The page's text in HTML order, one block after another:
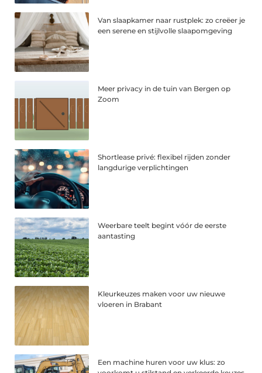
Van slaapkamer naar rustplek: zo creëer je
een serene en stijlvolle slaapomgeving
Meer privacy in de tuin van Bergen op
Zoom
Shortlease privé: flexibel rijden zonder
langdurige verplichtingen
Weerbare teelt begint vóór de eerste
aantasting
Kleurkeuzes maken voor uw nieuwe
vloeren in Brabant
Een machine huren voor uw klus: zo